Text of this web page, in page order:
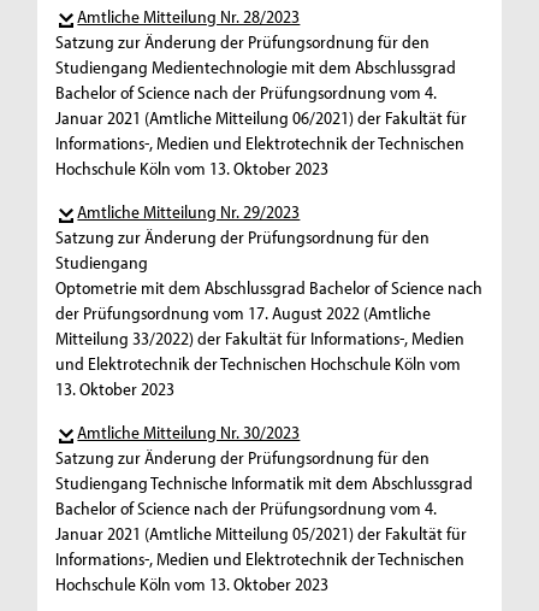
Amtliche Mitteilung Nr. 28/2023
Satzung zur Änderung der Prüfungsordnung für den
Studiengang Medientechnologie mit dem Abschlussgrad
Bachelor of Science nach der Prüfungsordnung vom 4.
Januar 2021 (Amtliche Mitteilung 06/2021) der Fakultät für
Informations-, Medien und Elektrotechnik der Technischen
Hochschule Köln vom 13. Oktober 2023
Amtliche Mitteilung Nr. 29/2023
Satzung zur Änderung der Prüfungsordnung für den
Studiengang
Optometrie mit dem Abschlussgrad Bachelor of Science nach
der Prüfungsordnung vom 17. August 2022 (Amtliche
Mitteilung 33/2022) der Fakultät für Informations-, Medien
und Elektrotechnik der Technischen Hochschule Köln vom
13. Oktober 2023
Amtliche Mitteilung Nr. 30/2023
Satzung zur Änderung der Prüfungsordnung für den
Studiengang Technische Informatik mit dem Abschlussgrad
Bachelor of Science nach der Prüfungsordnung vom 4.
Januar 2021 (Amtliche Mitteilung 05/2021) der Fakultät für
Informations-, Medien und Elektrotechnik der Technischen
Hochschule Köln vom 13. Oktober 2023